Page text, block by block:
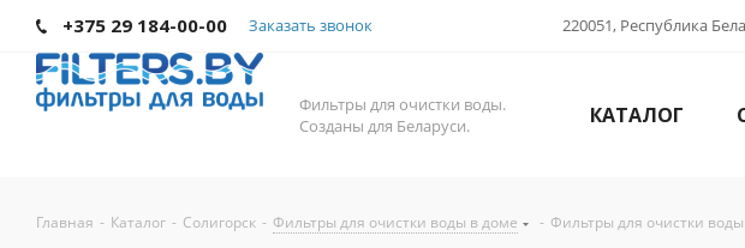
+375 29 184-00-00 Заказать звонок 220051, Республика
Фильтры для очистки воды.
Созданы для Беларуси.
КАТАЛОГ
Главная - Каталог - Солигорск - Фильтры для очистки воды в доме - Фильтры для очистки